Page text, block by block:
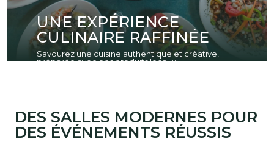
UNE EXPÉRIENCE
CULINAIRE RAFFINÉE
Savourez une cuisine authentique et créative,
préparée avec des produits locaux.
DES SALLES MODERNES POUR
DES ÉVÉNEMENTS RÉUSSIS